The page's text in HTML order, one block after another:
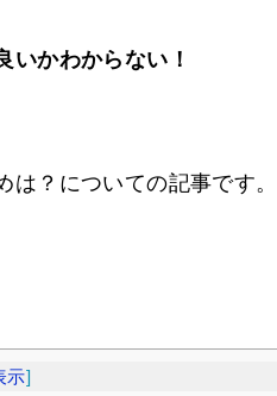
いかわからない！
？についての記事です。
示]